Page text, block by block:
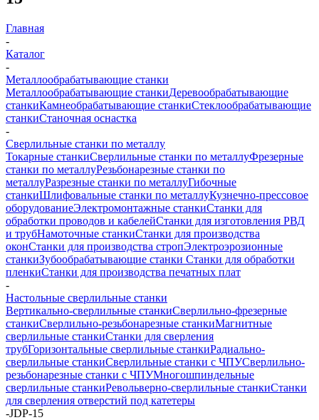
Главная
-
Каталог
-
Металлообрабатывающие станки
Металлообрабатывающие станкиДеревообрабатывающие
станкиКамнеобрабатывающие станкиСтеклообрабатывающие
станкиСтаночная оснастка
-
Сверлильные станки по металлу
Токарные станкиСверлильные станки по металлуФрезерные
станки по металлуРезьбонарезные станки по
металлуРазрезные станки по металлуГибочные
станкиШлифовальные станки по металлуКузнечно-прессовое
оборудованиеЭлектромонтажные станкиСтанки для
обработки проводов и кабелейСтанки для изготовления РВД
и трубНамоточные станкиСтанки для производства
оконСтанки для производства стропЭлектроэрозионные
станкиЗубообрабатывающие станки Станки для обработки
пленкиСтанки для производства печатных плат
-
Настольные сверлильные станки
Вертикально-сверлильные станкиСверлильно-фрезерные
станкиСверлильно-резьбонарезные станкиМагнитные
сверлильные станкиСтанки для сверления
трубГоризонтальные сверлильные станкиРадиально-
сверлильные станкиСверлильные станки с ЧПУСверлильно-
резьбонарезные станки с ЧПУМногошпиндельные
сверлильные станкиРевольверно-сверлильные станкиСтанки
для сверления отверстий под катетеры
-JDP-15